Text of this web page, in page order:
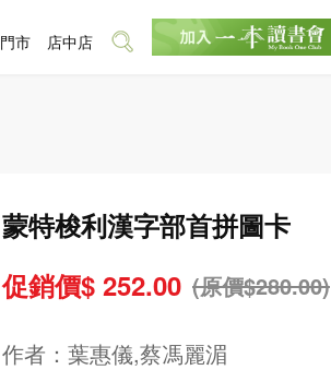
蒙特梭利漢字部首拼圖卡
促銷價$ 252.00 (原價$280.00)
作者： 葉惠儀,蔡馮麗湄
門市 店中店